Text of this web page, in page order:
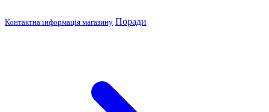
Контактна інформація магазину Поради